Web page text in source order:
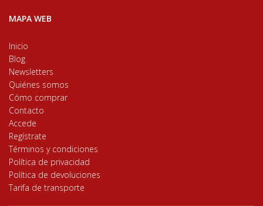
MAPA WEB
Inicio
Blog
Newsletters
Quiénes somos
Cómo comprar
Contacto
Accede
Regístrate
Términos y condiciones
Política de privacidad
Política de devoluciones
Tarifa de transporte